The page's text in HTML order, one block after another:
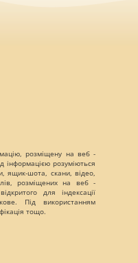
розміщену на веб -
інформацією розуміються
ящик-шота, скани, відео,
розміщених на веб -
для індексації
Під використанням
тощо.